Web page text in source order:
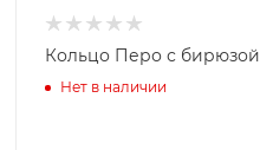
Кольцо Перо с бирюзой
Нет в наличии